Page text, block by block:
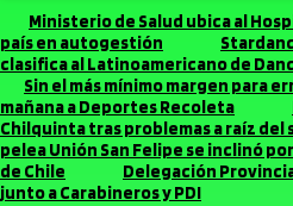
Ministerio de Salud ubica al
país en autogestión
clasifica al Latinoamericano de
Sin el más mínimo margen para
mañana a Deportes Recoleta
Chilquinta tras problemas a raíz
pelea Unión San Felipe se inclinó
de Chile
Delegación
junto a Carabineros y PDI